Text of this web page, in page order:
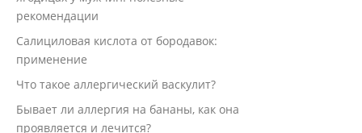
рекомендации
Салициловая кислота от бородавок:
применение
Что такое аллергический васкулит?
Бывает ли аллергия на бананы, как она
проявляется и лечится?